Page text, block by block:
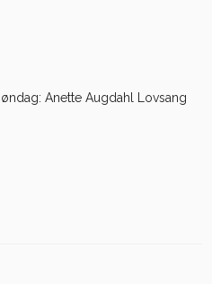
Anette Augdahl Lovsang